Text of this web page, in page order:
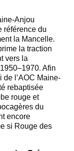
Anjou
référence du
la Mancelle.
la traction
vers la
Afin
l’AOC Maine-
rebaptisée
rouge et
du
encore
si Rouge des